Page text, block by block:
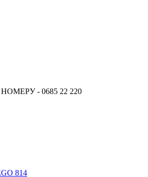
- 0685 22 220
814